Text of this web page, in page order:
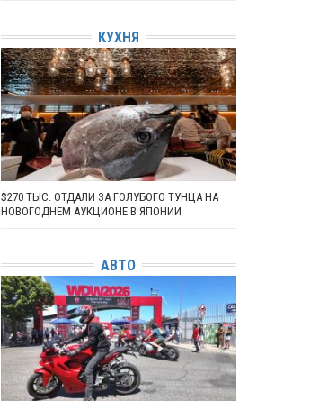
КУХНЯ
$270 ТЫС. ОТДАЛИ ЗА ГОЛУБОГО ТУНЦА НА
НОВОГОДНЕМ АУКЦИОНЕ В ЯПОНИИ
АВТО